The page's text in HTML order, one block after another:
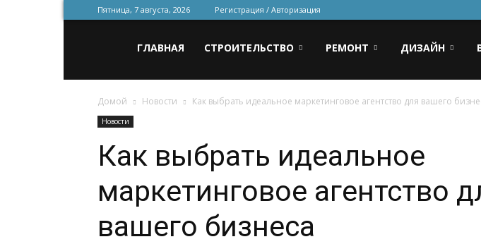
Пятница, 7 августа, 2026 Регистрация / Авторизация
для
строительства
ГЛАВНАЯ СТРОИТЕЛЬСТВО РЕМОНТ ДИЗАЙН
Домой Новости Как выбрать идеальное маркетинговое агентство для вашего
Новости
Как выбрать идеальное
маркетинговое агентство
вашего бизнеса